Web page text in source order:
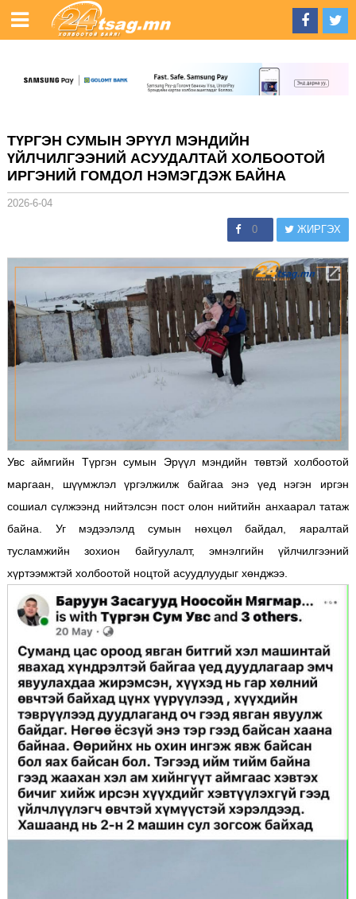
ТҮРГЭН СУМЫН ЭРҮҮЛ МЭНДИЙН
ҮЙЛЧИЛГЭЭНИЙ АСУУДАЛТАЙ ХОЛБООТОЙ
ИРГЭНИЙ ГОМДОЛ НЭМЭГДЭЖ БАЙНА
2026-6-04
0 ЖИРГЭХ
Увс аймгийн Түргэн сумын Эрүүл мэндийн төвтэй холбоотой
маргаан, шүүмжлэл үргэлжилж байгаа энэ үед нэгэн иргэн
сошиал сүлжээнд нийтэлсэн пост олон нийтийн анхаарал татаж
байна. Уг мэдээлэлд сумын нөхцөл байдал, яаралтай
тусламжийн зохион байгуулалт, эмнэлгийн үйлчилгээний
хүртээмжтэй холбоотой ноцтой асуудлуудыг хөнджээ.